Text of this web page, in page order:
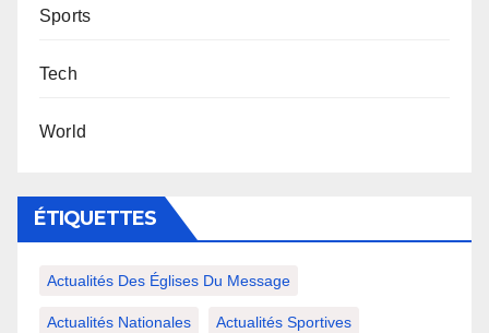
Sports
Tech
World
ÉTIQUETTES
Actualités Des Églises Du Message
Actualités Nationales Actualités Sportives